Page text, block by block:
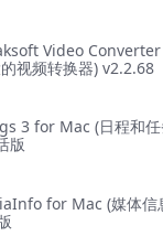
Video
视频转换器) v2.2.68
3 for Mac (日程和任
版
for Mac (媒体信